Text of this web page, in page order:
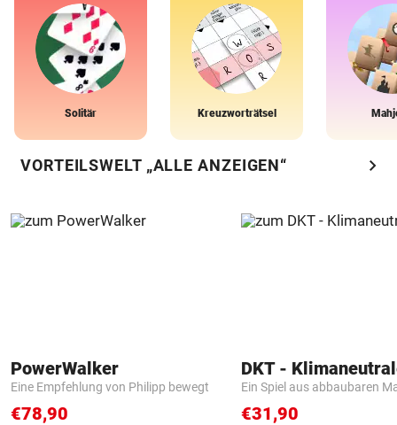
Solitär Kreuzworträtsel
VORTEILSWELT „ALLE ANZEIGEN“ chevron_right
PowerWalker
Eine Empfehlung von Philipp bewegt
€78,90
Ein Spiel aus abbaubaren
€31,90